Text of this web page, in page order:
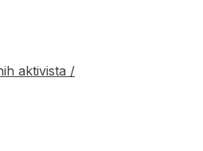
aktivista /